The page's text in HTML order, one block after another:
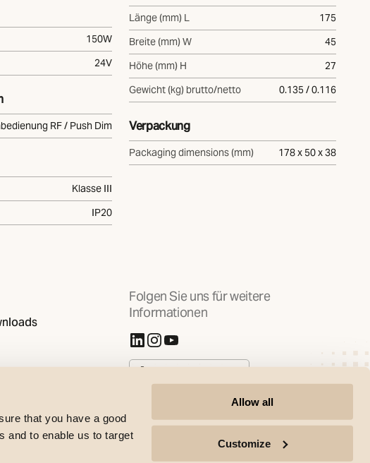
that you have a good
and to enable us to target
Allow all
Customize
150W
24V
RF / Push Dim
Klasse III
IP20
Länge (mm) L
175
Breite (mm) W
45
Höhe (mm) H
27
Gewicht (kg) brutto/netto
0.135 / 0.116
Verpackung
Packaging dimensions (mm) 178 x 50 x 38
Folgen Sie uns für weitere
Informationen
(Öffnet in neuer Registerkarte)
(Öffnet in neuer Registerkarte)
(Öffnet in neuer Registerkarte)